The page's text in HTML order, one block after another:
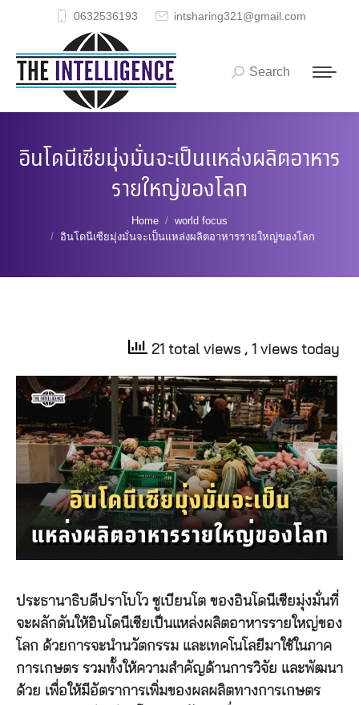
0632536193 intsharing321@gmail.com
Search:
Search
อินโดนีเซียมุ่งมั่นจะเป็นแหล่งผลิตอาหาร
รายใหญ่ของโลก
Home
world focus
อินโดนีเซียมุ่งมั่นจะเป็นแหล่งผลิตอาหารรายใหญ่ของโลก
21 total views , 1 views today
ประธานาธิบดีปราโบโว ซูเบียนโต ของอินโดนีเซียมุ่งมั่นที่
จะผลักดันให้อินโดนีเซียเป็นแหล่งผลิตอาหารรายใหญ่ของ
โลก ด้วยการจะนำนวัตกรรม และเทคโนโลยีมาใช้ในภาค
การเกษตร รวมทั้งให้ความสำคัญด้านการวิจัย และพัฒนา
ด้วย เพื่อให้มีอัตราการเพิ่มของผลผลิตทางการเกษตร